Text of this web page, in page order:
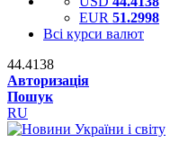
EUR 51.2998
Всі курси валют
44.4138
Авторизація
Пошук
RU